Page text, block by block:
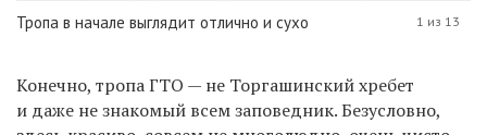
Тропа в начале выглядит отлично и сухо 1 из 13
Конечно, тропа ГТО — не Торгашинский хребет
и даже не знакомый всем заповедник. Безусловно,